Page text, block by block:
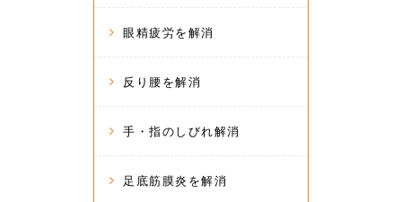
眼精疲労を解消
反り腰を解消
手・指のしびれ解消
足底筋膜炎を解消